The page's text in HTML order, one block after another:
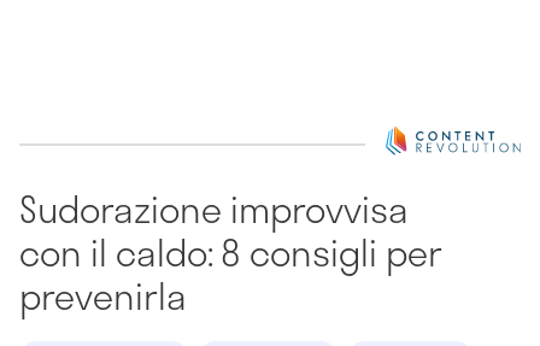
Sudorazione improvvisa
con il caldo: 8 consigli per
prevenirla